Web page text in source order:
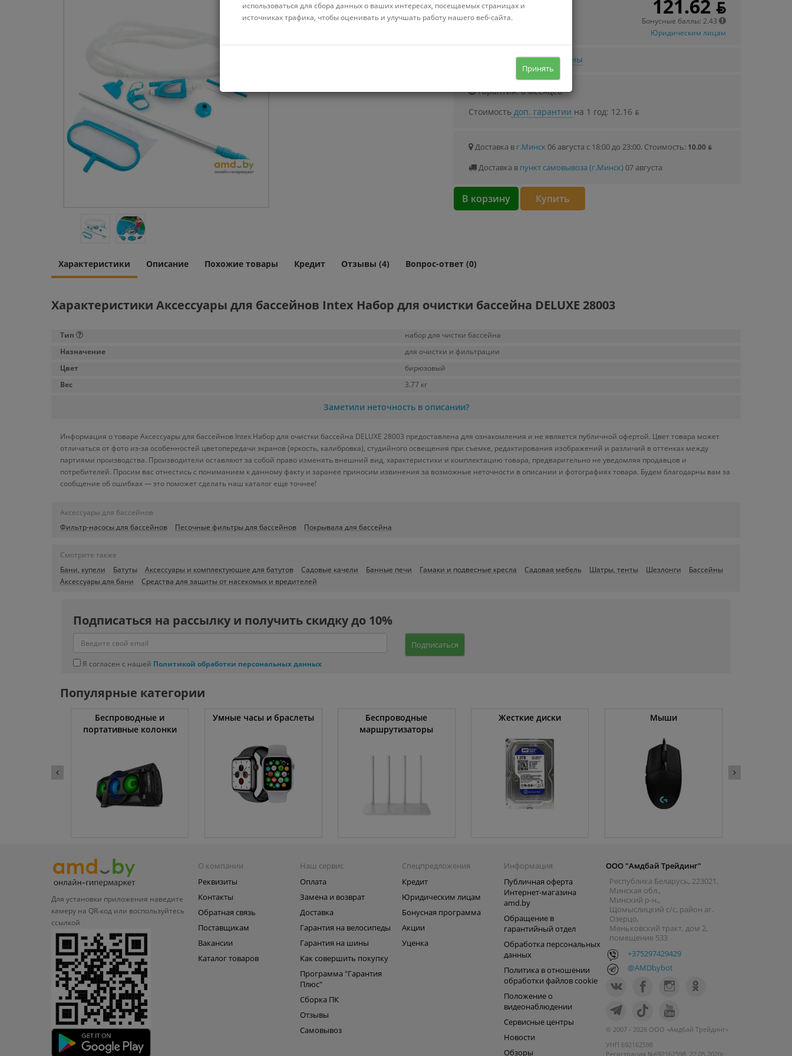
Можно купить в кредит
Стоимость от 1.89 ƃ/мec.
121.62 ƃ
Бонусные баллы: 2.43
Юридическим лицам
Узнать о снижении цены
Гарантия: 6 месяцев
Стоимостьдоп. гарантии на 1 год: 12.16 ƃ
Доставка в г.Минск 06 августа с 18:00 до 23:00. Стоимость: 10.00 ƃ
Доставка в пункт самовывоза (г.Минск)07 августа
В корзину Купить
Характеристики Описание Похожие товары Кредит Отзывы (4) Вопрос-ответ (0)
Характеристики Аксессуары для бассейнов Intex Набор для очистки бассейна DELUXE 28003
Тип
набор для чистки бассейна
Назначение
для очистки и фильтрации
Цвет
бирюзовый
Вес
3.77 кг
Заметили неточность в описании?
Информация о товаре Аксессуары для бассейнов Intex Набор для очистки бассейна DELUXE 28003 предоставлена для ознакомления и не является публичной офертой. Цвет товара может
отличаться от фото из-за особенностей цветопередачи экранов (яркость, калибровка), студийного освещения при съемке, редактирования изображений и различий в оттенках между
партиями производства. Производители оставляют за собой право изменять внешний вид, характеристики и комплектацию товара, предварительно не уведомляя продавцов и
потребителей. Просим вас отнестись с пониманием к данному факту и заранее приносим извинения за возможные неточности в описании и фотографиях товара. Будем благодарны вам за
сообщение об ошибках — это поможет сделать наш каталог еще точнее!
Аксессуары для бассейнов
Фильтр-насосы для бассейнов
Песочные фильтры для бассейнов Покрывала для бассейна
Смотрите также
Бани, купели
Батуты Аксессуары и комплектующие для батутов Садовые качели Банные печи Гамаки и подвесные кресла Садовая мебель Шатры, тенты Шезлонги
Бассейны
Аксессуары для бани
Средства для защиты от насекомых и вредителей
Подписаться на рассылку и получить скидку до 10%
Подписаться
Я согласен с нашей Политикой обработки персональных данных
Популярные категории
Беспроводные и
портативные колонки
Умные часы и браслеты
Беспроводные
маршрутизаторы
Жесткие диски Мыши
использоваться для сбора данных о ваших интересах, посещаемых страницах и
источниках трафика, чтобы оценивать и улучшать работу нашего веб-сайта.
Принять
Для установки приложения наведите
камеру на QR‑код или воспользуйтесь
ссылкой
О компании
Реквизиты
Контакты
Обратная связь
Поставщикам
Вакансии
Каталог товаров
Наш сервис
Оплата
Замена и возврат
Доставка
Гарантия на велосипеды
Гарантия на шины
Как совершить покупку
Программа "Гарантия
Плюс"
Сборка ПК
Отзывы
Самовывоз
Спецпредложения
Кредит
Юридическим лицам
Бонусная программа
Акции
Уценка
Информация
Публичная оферта
Интернет-магазина
amd.by
Обращение в
гарантийный отдел
Обработка персональных
данных
Политика в отношении
обработки файлов cookie
Положение о
видеонаблюдении
Сервисные центры
Новости
Обзоры
ООО "Амдбай Трейдинг"
Республика Беларусь, 223021,
Минская обл.,
Минский р-н.,
Щомыслицкий с/с, район аг.
Озерцо,
Меньковский тракт, дом 2,
помещение 533
+375297429429
@AMDbybot
© 2007 - 2026 ООО «Амдбай Трейдинг»
УНП 692162598
Регистрация №692162598, 22.05.2020г.